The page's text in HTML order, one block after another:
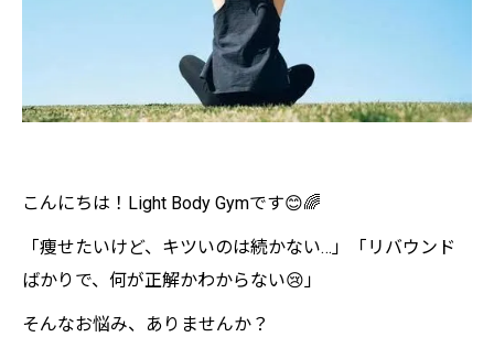
こんにちは！Light Body Gymです😊🌈
「痩せたいけど、キツいのは続かない…」「リバウンド
ばかりで、何が正解かわからない😢」
そんなお悩み、ありませんか？